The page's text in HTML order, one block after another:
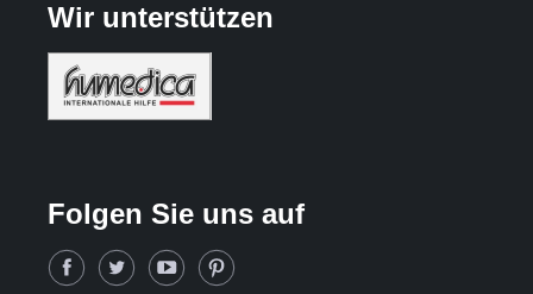
Wir unterstützen
Folgen Sie uns auf